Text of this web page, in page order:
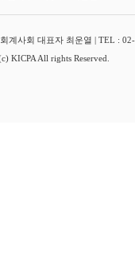
계사회 대표자 최운열 | TEL :
KICPA All rights Reserved.